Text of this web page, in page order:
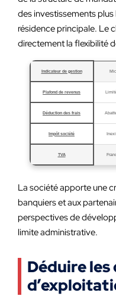
des investissements
résidence principale. Le
directement la flexibilité
Indicateur de gestion
Plafond de revenus
Déduction des frais
Impôt société
TVA
La société apporte une
banquiers et aux
perspectives de
limite administrative.
Déduire les